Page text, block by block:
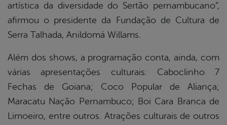
artística da diversidade do Sertão pernambucano”,
afirmou o presidente da Fundação de Cultura de
Serra Talhada, Anildomá Willams.
Além dos shows, a programação conta, ainda, com
várias apresentações culturais: Caboclinho 7
Fechas de Goiana; Coco Popular de Aliança;
Maracatu Nação Pernambuco; Boi Cara Branca de
Limoeiro, entre outros. Atrações culturais de outros